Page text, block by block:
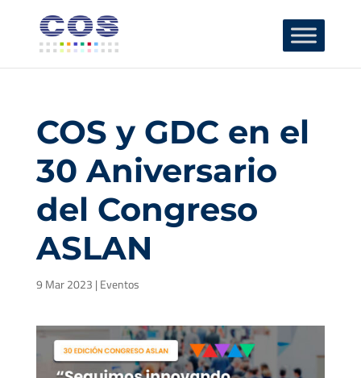
COS y GDC en el
30 Aniversario
del Congreso
ASLAN
9 Mar 2023 | Eventos